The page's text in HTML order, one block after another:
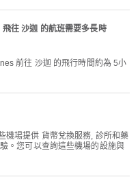
往 沙迦 的航班需要多長時
機場提供 貨幣兌換服務, 診所和藥
。您可以查詢這些機場的設施與